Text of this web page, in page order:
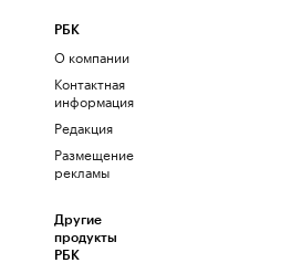
РБК
О компании
Контактная
информация
Редакция
Размещение
рекламы
Другие
продукты
РБК